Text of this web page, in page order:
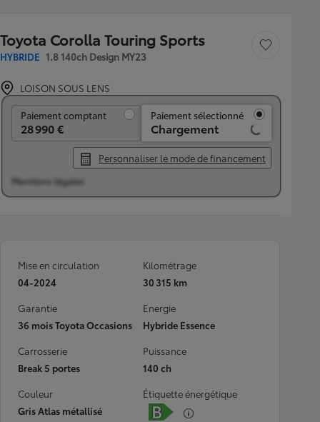
Toyota Corolla Touring Sports
HYBRIDE 1.8 140ch Design MY23
Sauvegarder le
LOISON SOUS LENS
Paiement comptant
28 990 €
Paiement sélectionné
Chargement
Personnaliser le mode de financement
Mentions légales
Mise en circulation
04-2024
Kilométrage
30 315 km
Garantie
36 mois Toyota Occasions
Energie
Hybride Essence
Carrosserie
Break 5 portes
Puissance
140 ch
Couleur
Gris Atlas métallisé
Étiquette énergétique